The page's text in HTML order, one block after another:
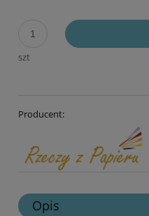
szt
Producent:
Opis